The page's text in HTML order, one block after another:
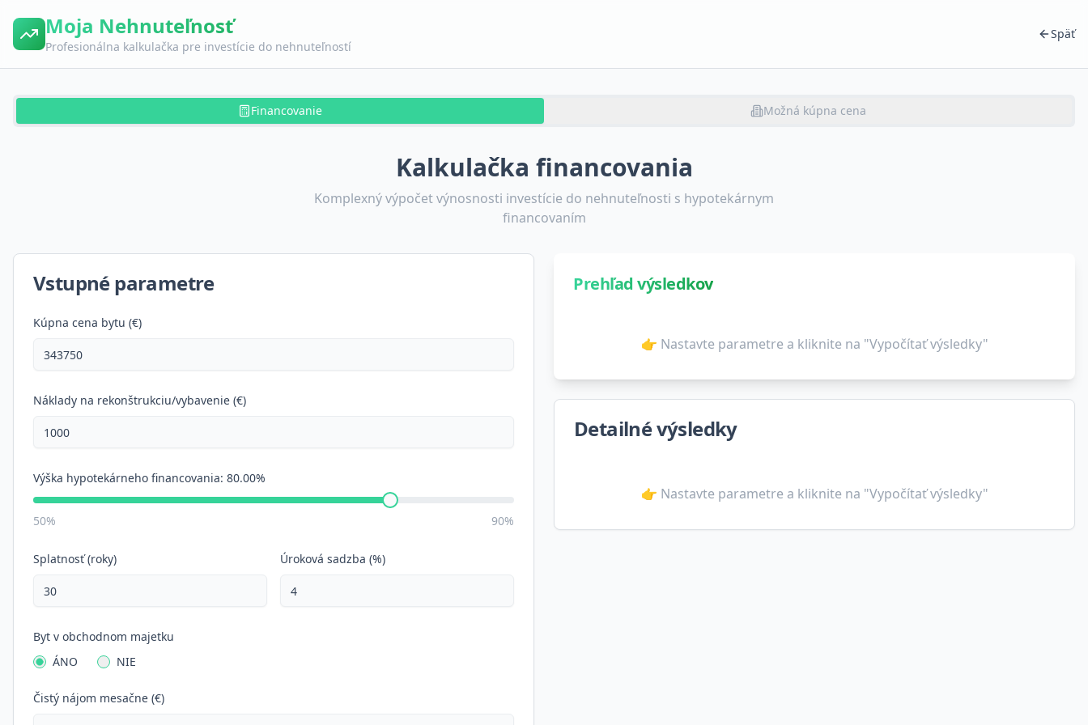
Moja Nehnuteľnosť
Profesionálna kalkulačka pre investície do nehnuteľností
Späť
Financovanie Možná kúpna cena
Kalkulačka financovania
Komplexný výpočet výnosnosti investície do nehnuteľnosti s hypotekárnym
financovaním
Vstupné parametre
Kúpna cena bytu (€)
Náklady na rekonštrukciu/vybavenie (€)
Výška hypotekárneho financovania: 80.00%
50% 90%
Splatnosť (roky) Úroková sadzba (%)
Byt v obchodnom majetku
ÁNO
NIE
Čistý nájom mesačne (€)
Prehľad výsledkov
👉 Nastavte parametre a kliknite na "Vypočítať výsledky"
Detailné výsledky
👉 Nastavte parametre a kliknite na "Vypočítať výsledky"